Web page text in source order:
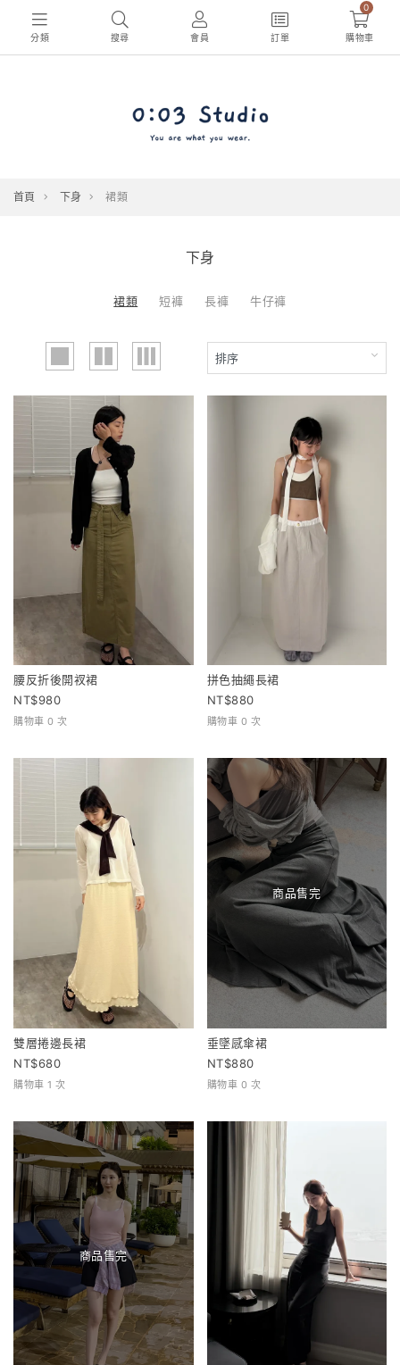
分類 搜尋 會員 訂單
0
購物車
首頁 下身 裙類
下身
裙類 短褲 長褲 牛仔褲
腰反折後開衩裙
980
購物車 0 次
拼色抽繩長裙
880
購物車 0 次
雙層捲邊長裙
680
購物車 1 次
商品售完
垂墜感傘裙
880
購物車 0 次
商品售完